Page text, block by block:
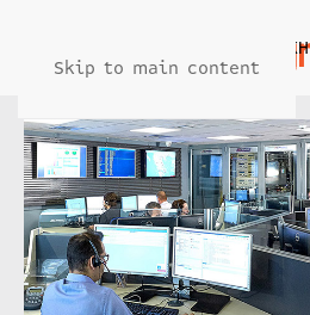
Skip to main content
ΑΡΧΙΚΗ